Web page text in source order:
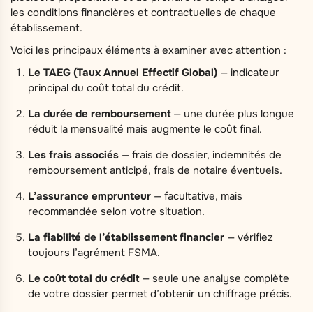
les conditions financières et contractuelles de chaque
établissement.
Voici les principaux éléments à examiner avec attention :
Le TAEG (Taux Annuel Effectif Global) — indicateur
principal du coût total du crédit.
La durée de remboursement— une durée plus longue
réduit la mensualité mais augmente le coût final.
Les frais associés — frais de dossier, indemnités de
remboursement anticipé, frais de notaire éventuels.
L’assurance emprunteur — facultative, mais
recommandée selon votre situation.
La fiabilité de l’établissement financier — vérifiez
toujours l’agrément FSMA.
Le coût total du crédit— seule une analyse complète
de votre dossier permet d’obtenir un chiffrage précis.